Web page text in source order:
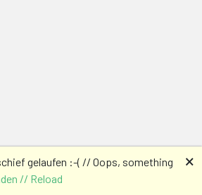
gelaufen :-( // Oops, something
// Reload
🗙